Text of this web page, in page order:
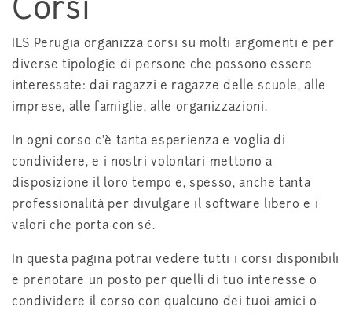
ILS Perugia organizza corsi su molti argomenti e per
diverse tipologie di persone che possono essere
interessate: dai ragazzi e ragazze delle scuole, alle
imprese, alle famiglie, alle organizzazioni.
In ogni corso c’è tanta esperienza e voglia di
condividere, e i nostri volontari mettono a
disposizione il loro tempo e, spesso, anche tanta
professionalità per divulgare il software libero e i
valori che porta con sé.
In questa pagina potrai vedere tutti i corsi disponibili
e prenotare un posto per quelli di tuo interesse o
condividere il corso con qualcuno dei tuoi amici o